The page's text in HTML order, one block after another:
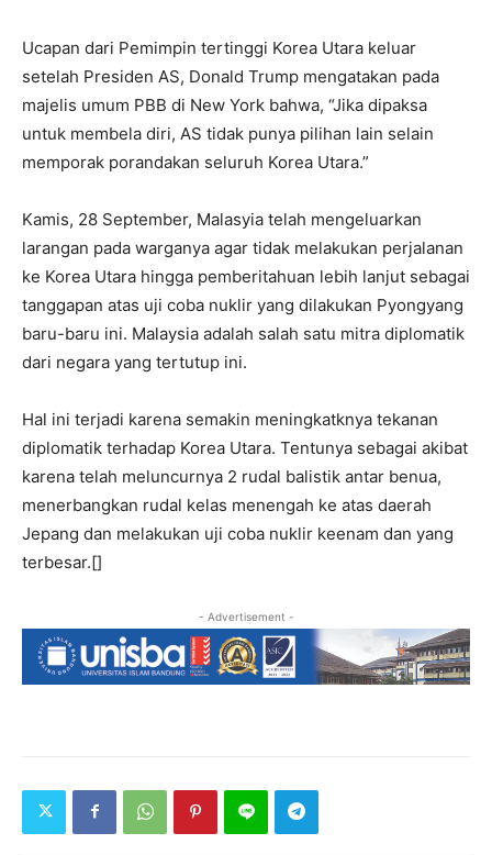
Ucapan dari Pemimpin tertinggi Korea Utara keluar
setelah Presiden AS, Donald Trump mengatakan pada
majelis umum PBB di New York bahwa, “Jika dipaksa
untuk membela diri, AS tidak punya pilihan lain selain
memporak porandakan seluruh Korea Utara.”
Kamis, 28 September, Malasyia telah mengeluarkan
larangan pada warganya agar tidak melakukan perjalanan
ke Korea Utara hingga pemberitahuan lebih lanjut sebagai
tanggapan atas uji coba nuklir yang dilakukan Pyongyang
baru-baru ini. Malaysia adalah salah satu mitra diplomatik
dari negara yang tertutup ini.
Hal ini terjadi karena semakin meningkatknya tekanan
diplomatik terhadap Korea Utara. Tentunya sebagai akibat
karena telah meluncurnya 2 rudal balistik antar benua,
menerbangkan rudal kelas menengah ke atas daerah
Jepang dan melakukan uji coba nuklir keenam dan yang
terbesar.[]
- Advertisement -